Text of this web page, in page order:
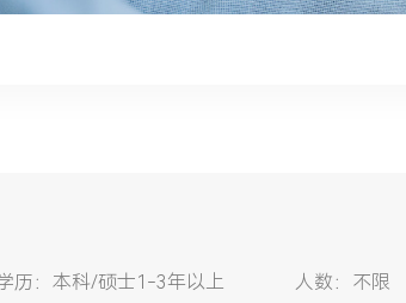
历： 本科/硕士1-3年以上 人数： 不限